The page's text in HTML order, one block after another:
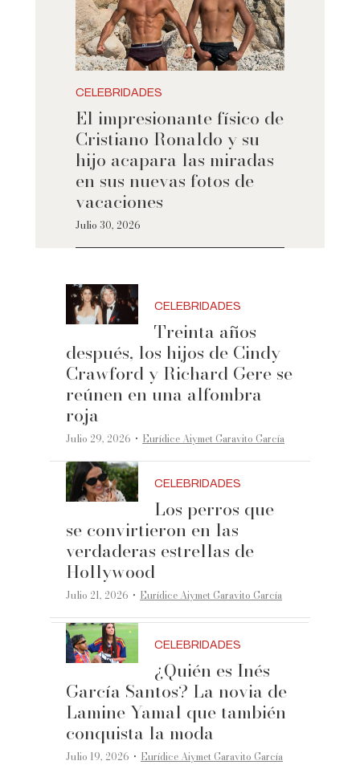
CELEBRIDADES
El impresionante físico de
Cristiano Ronaldo y su
hijo acapara las miradas
en sus nuevas fotos de
vacaciones
Julio 30, 2026
CELEBRIDADES
Treinta años
después, los hijos de Cindy
Crawford y Richard Gere se
reúnen en una alfombra
roja
Julio 29, 2026 ·Eurídice Aiymet Garavito García
CELEBRIDADES
Los perros que
se convirtieron en las
verdaderas estrellas de
Hollywood
Julio 21, 2026 ·Eurídice Aiymet Garavito García
CELEBRIDADES
¿Quién es Inés
García Santos? La novia de
Lamine Yamal que también
conquista la moda
Julio 19, 2026 ·Eurídice Aiymet Garavito García